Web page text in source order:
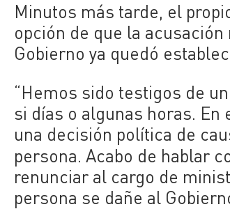
Minutos más tarde, el
opción de que la
Gobierno ya quedó
“Hemos sido testigos de
si días o algunas horas. En
una decisión política de
persona. Acabo de hablar
renunciar al cargo de
persona se dañe al